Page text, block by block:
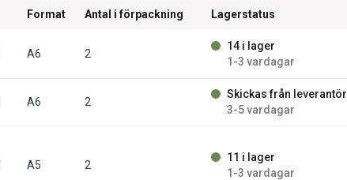
Format Antal i förpackning Lagerstatus
A6 2
14 i lager
1-3 vardagar
A6 2
Skickas från leverantör
3-5 vardagar
A5 2
11 i lager
1-3 vardagar